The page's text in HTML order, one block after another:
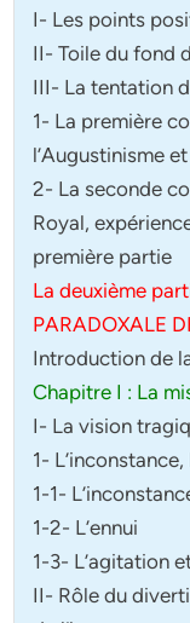
I- Les points
II- Toile du fond
III- La tentation
1- La première
l’Augustinisme
2- La seconde
Royal,
première partie
La deuxième
PARADOXALE
Introduction de
Chapitre I : La
I- La vision
1-
1-1-
1-2- L’ennui
1-3- L’agitation
II- Rôle du